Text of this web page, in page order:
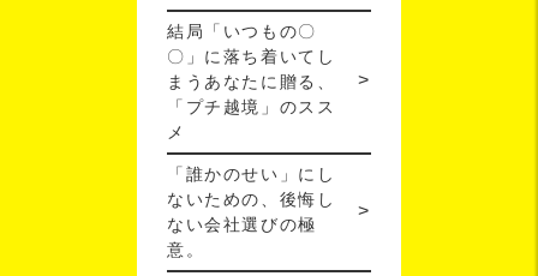
結局「いつもの〇
〇」に落ち着いてし
まうあなたに贈る、
「プチ越境」のスス
メ
「誰かのせい」にし
ないための、後悔し
ない会社選びの極
意。